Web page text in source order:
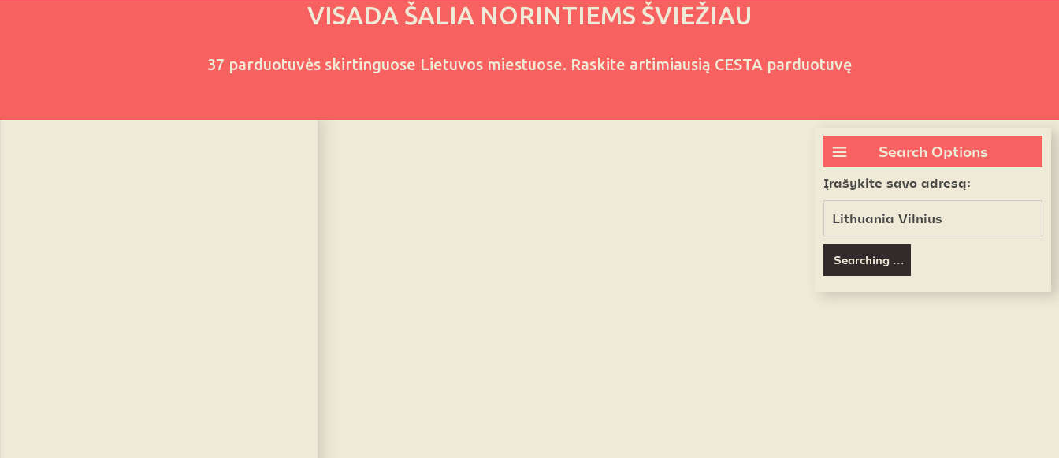
VISADA ŠALIA NORINTIEMS ŠVIEŽIAU
37 parduotuvės skirtinguose Lietuvos miestuose. Raskite artimiausią CESTA parduotuvę
Search Options
Įrašykite savo adresą: